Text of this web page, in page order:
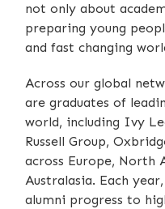
not only about
preparing young
and fast changing
Across our global
are graduates of
world, including Ivy
Russell Group,
across Europe, North
Australasia. Each
alumni progress to